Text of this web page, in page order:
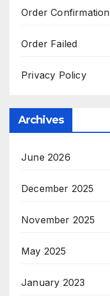
Order Confirmation
Order Failed
Privacy Policy
Archives
June 2026
December 2025
November 2025
May 2025
January 2023